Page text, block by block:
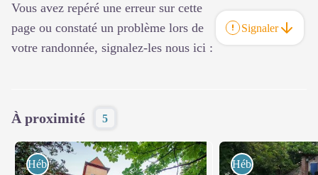
Vous avez repéré une erreur sur cette
page ou constaté un problème lors de
votre randonnée, signalez-les nous ici :
Signaler
À proximité 5
Hébergements Hébergements